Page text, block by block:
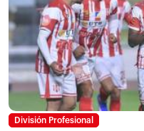
División Profesional